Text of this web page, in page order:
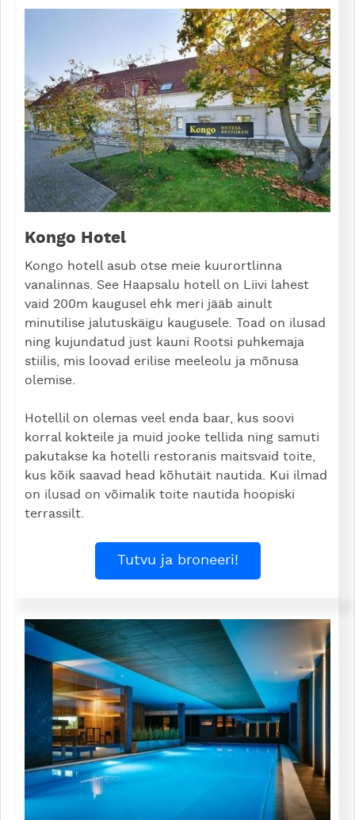
Kongo Hotel
Kongo hotell asub otse meie kuurortlinna
vanalinnas. See Haapsalu hotell on Liivi lahest
vaid 200m kaugusel ehk meri jääb ainult
minutilise jalutuskäigu kaugusele. Toad on ilusad
ning kujundatud just kauni Rootsi puhkemaja
stiilis, mis loovad erilise meeleolu ja mõnusa
olemise.
Hotellil on olemas veel enda baar, kus soovi
korral kokteile ja muid jooke tellida ning samuti
pakutakse ka hotelli restoranis maitsvaid toite,
kus kõik saavad head kõhutäit nautida. Kui ilmad
on ilusad on võimalik toite nautida hoopiski
terrassilt.
Tutvu ja broneeri!